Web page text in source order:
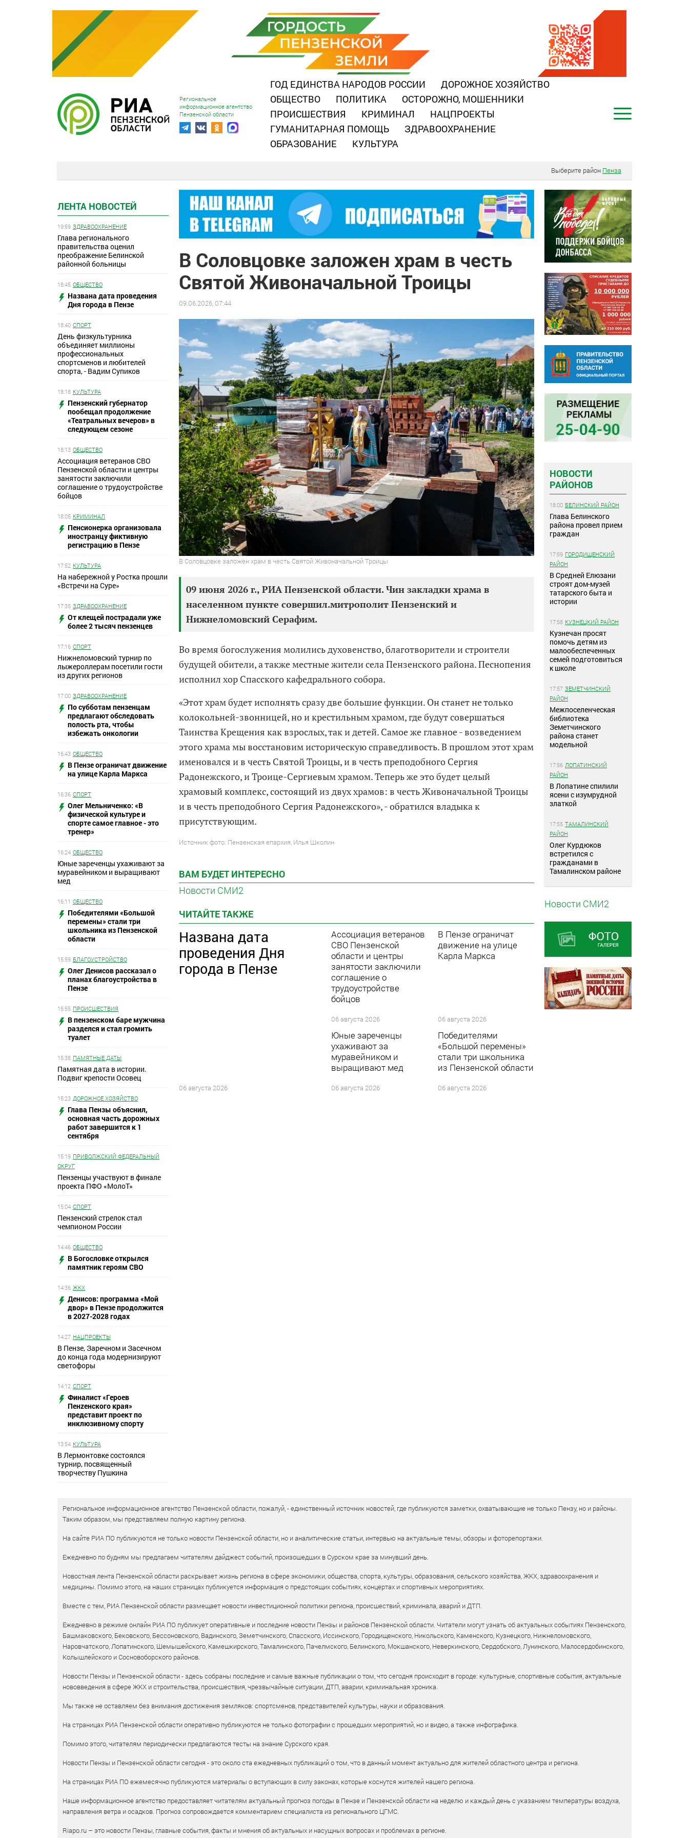
Региональное
информационное агентство
Пензенской области
ГОД ЕДИНСТВА НАРОДОВ РОССИИ
ДОРОЖНОЕ ХОЗЯЙСТВО
ОБЩЕСТВО
ПОЛИТИКА
ОСТОРОЖНО, МОШЕННИКИ
ПРОИСШЕСТВИЯ
КРИМИНАЛ
НАЦПРОЕКТЫ
ГУМАНИТАРНАЯ ПОМОЩЬ
ЗДРАВООХРАНЕНИЕ
ОБРАЗОВАНИЕ
КУЛЬТУРА
Выберите район Пенза
ЛЕНТА НОВОСТЕЙ
19:59 ЗДРАВООХРАНЕНИЕ
Глава регионального
правительства оценил
преображение Белинской
районной больницы
18:45 ОБЩЕСТВО
Названа дата проведения
Дня города в Пензе
18:40 СПОРТ
День физкультурника
объединяет миллионы
профессиональных
спортсменов и любителей
спорта, - Вадим Супиков
18:18 КУЛЬТУРА
Пензенский губернатор
пообещал продолжение
«Театральных вечеров» в
следующем сезоне
18:13 ОБЩЕСТВО
Ассоциация ветеранов СВО
Пензенской области и центры
занятости заключили
соглашение о трудоустройстве
бойцов
18:05 КРИМИНАЛ
Пенсионерка организовала
иностранцу фиктивную
регистрацию в Пензе
17:52 КУЛЬТУРА
На набережной у Ростка прошли
«Встречи на Суре»
17:35 ЗДРАВООХРАНЕНИЕ
От клещей пострадали уже
более 2 тысяч пензенцев
17:16 СПОРТ
Нижнеломовский турнир по
лыжероллерам посетили гости
из других регионов
17:00 ЗДРАВООХРАНЕНИЕ
По субботам пензенцам
предлагают обследовать
полость рта, чтобы
избежать онкологии
16:43 ОБЩЕСТВО
В Пензе ограничат движение
на улице Карла Маркса
16:36 СПОРТ
Олег Мельниченко: «В
физической культуре и
спорте самое главное - это
тренер»
16:24 ОБЩЕСТВО
Юные зареченцы ухаживают за
муравейником и выращивают
мед
16:11 ОБЩЕСТВО
Победителями «Большой
перемены» стали три
школьника из Пензенской
области
15:59 БЛАГОУСТРОЙСТВО
Олег Денисов рассказал о
планах благоустройства в
Пензе
15:55 ПРОИСШЕСТВИЯ
В пензенском баре мужчина
разделся и стал громить
туалет
15:38 ПАМЯТНЫЕ ДАТЫ
Памятная дата в истории.
Подвиг крепости Осовец
15:23 ДОРОЖНОЕ ХОЗЯЙСТВО
Глава Пензы объяснил,
основная часть дорожных
работ завершится к 1
сентября
15:19 ПРИВОЛЖСКИЙ ФЕДЕРАЛЬНЫЙ
ОКРУГ
Пензенцы участвуют в финале
проекта ПФО «МолоТ»
15:04 СПОРТ
Пензенский стрелок стал
чемпионом России
14:46 ОБЩЕСТВО
В Богословке открылся
памятник героям СВО
14:36 ЖКХ
Денисов: программа «Мой
двор» в Пензе продолжится
в 2027-2028 годах
14:27 НАЦПРОЕКТЫ
В Пензе, Заречном и Засечном
до конца года модернизируют
светофоры
14:12 СПОРТ
Финалист «Героев
Пенzенского края»
представит проект по
инклюзивному спорту
13:54 КУЛЬТУРА
В Лермонтовке состоялся
турнир, посвященный
творчеству Пушкина
В Соловцовке заложен храм в честь
Святой Живоначальной Троицы
09.06.2026, 07:44
В Соловцовке заложен храм в честь Святой Живоначальной Троицы
09 июня 2026 г., РИА Пензенской области. Чин закладки храма в
населенном пункте совершил.митрополит Пензенский и
Нижнеломовский Серафим.
Во время богослужения молились духовенство, благотворители и строители
будущей обители, а также местные жители села Пензенского района. Песнопения
исполнил хор Спасского кафедрального собора.
«Этот храм будет исполнять сразу две большие функции. Он станет не только
колокольней-звонницей, но и крестильным храмом, где будут совершаться
Таинства Крещения как взрослых, так и детей. Самое же главное - возведением
этого храма мы восстановим историческую справедливость. В прошлом этот храм
именовался и в честь Святой Троицы, и в честь преподобного Сергия
Радонежского, и Троице-Сергиевым храмом. Теперь же это будет целый
храмовый комплекс, состоящий из двух храмов: в честь Живоначальной Троицы
и в честь преподобного Сергия Радонежского», - обратился владыка к
присутствующим.
Источник фото: Пензенская епархия, Илья Школин
ВАМ БУДЕТ ИНТЕРЕСНО
Новости СМИ2
ЧИТАЙТЕ ТАКЖЕ
Названа дата
проведения Дня
города в Пензе
06 августа 2026
Ассоциация ветеранов
СВО Пензенской
области и центры
занятости заключили
соглашение о
трудоустройстве
бойцов
06 августа 2026
В Пензе ограничат
движение на улице
Карла Маркса
06 августа 2026
Юные зареченцы
ухаживают за
муравейником и
выращивают мед
06 августа 2026
Победителями
«Большой перемены»
стали три школьника
из Пензенской области
06 августа 2026
НОВОСТИ
РАЙОНОВ
18:00 БЕЛИНСКИЙ РАЙОН
Глава Белинского
района провел прием
граждан
17:59 ГОРОДИЩЕНСКИЙ
РАЙОН
В Средней Елюзани
строят дом-музей
татарского быта и
истории
17:58 КУЗНЕЦКИЙ РАЙОН
Кузнечан просят
помочь детям из
малообеспеченных
семей подготовиться
к школе
17:57 ЗЕМЕТЧИНСКИЙ
РАЙОН
Межпоселенческая
библиотека
Земетчинского
района станет
модельной
17:56 ЛОПАТИНСКИЙ
РАЙОН
В Лопатине спилили
ясени с изумрудной
златкой
17:55 ТАМАЛИНСКИЙ
РАЙОН
Олег Курдюков
встретился с
гражданами в
Тамалинском районе
Новости СМИ2
Региональное информационное агентство Пензенской области, пожалуй, - единственный источник новостей, где публикуются заметки, охватывающие не только Пензу, но и районы.
Таким образом, мы представляем полную картину региона.
На сайте РИА ПО публикуются не только новости Пензенской области, но и аналитические статьи, интервью на актуальные темы, обзоры и фоторепортажи.
Ежедневно по будням мы предлагаем читателям дайджест событий, произошедших в Сурском крае за минувший день.
Новостная лента Пензенской области раскрывает жизнь региона в сфере экономики, общества, спорта, культуры, образования, сельского хозяйства, ЖКХ, здравоохранения и
медицины. Помимо этого, на наших страницах публикуется информация о предстоящих событиях, концертах и спортивных мероприятиях.
Вместе с тем, РИА Пензенской области размещает новости инвестиционной политики региона, происшествий, криминала, аварий и ДТП.
Ежедневно в режиме онлайн РИА ПО публикует оперативные и последние новости Пензы и районов Пензенской области. Читатели могут узнать об актуальных событиях Пензенского,
Башмаковского, Бековского, Бессоновского, Вадинского, Земетчинского, Спасского, Иссинского, Городищенского, Никольского, Каменского, Кузнецкого, Нижнеломовского,
Наровчатского, Лопатинского, Шемышейского, Камешкирского, Тамалинского, Пачелмского, Белинского, Мокшанского, Неверкинского, Сердобского, Лунинского, Малосердобинского,
Колышлейского и Сосновоборского районов.
Новости Пензы и Пензенской области - здесь собраны последние и самые важные публикации о том, что сегодня происходит в городе: культурные, спортивные события, актуальные
нововведения в сфере ЖКХ и строительства, происшествия, чрезвычайные ситуации, ДТП, аварии, криминальная хроника.
Мы также не оставляем без внимания достижения земляков: спортсменов, представителей культуры, науки и образования.
На страницах РИА Пензенской области оперативно публикуются не только фотографии с прошедших мероприятий, но и видео, а также инфографика.
Помимо этого, читателям периодически предлагаются тесты на знание Сурского края.
Новости Пензы и Пензенской области сегодня - это около ста ежедневных публикаций о том, что в данный момент актуально для жителей областного центра и региона.
На страницах РИА ПО ежемесячно публикуются материалы о вступающих в силу законах, которые коснутся жителей нашего региона.
Наше информационное агентство предоставляет читателям актуальный прогноз погоды в Пензе и Пензенской области на неделю и каждый день с указанием температуры воздуха,
направления ветра и осадков. Прогноз сопровождается комментарием специалиста из регионального ЦГМС.
Riapo.ru – это новости Пензы, главные события, факты и мнения об актуальных и насущных вопросах и проблемах в регионе.